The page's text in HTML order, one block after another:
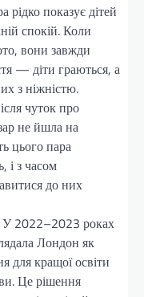
рідко показує дітей
спокій. Коли
вони завжди
— діти граються, а
з ніжністю.
чуток про
не йшла на
цього пара
і з часом
до них
У 2022–2023 роках
Лондон як
для кращої освіти
Це рішення